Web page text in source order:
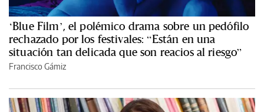
‘Blue Film’, el polémico drama sobre un pedófilo
rechazado por los festivales: “Están en una
situación tan delicada que son reacios al riesgo”
Francisco Gámiz